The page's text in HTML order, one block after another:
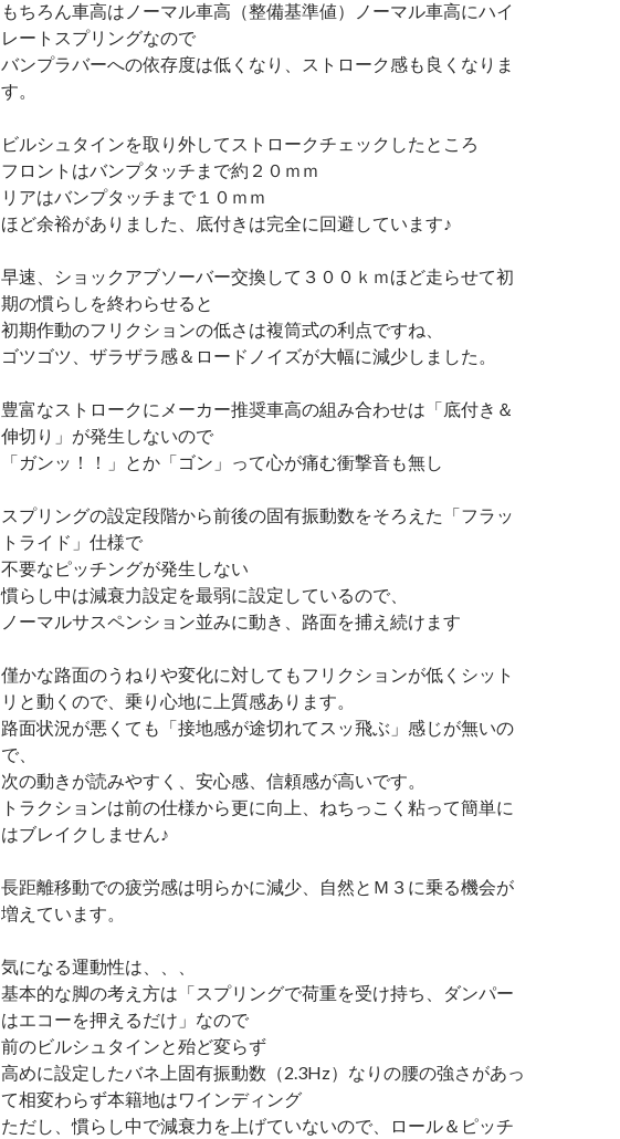
もちろん車高はノーマル車高（整備基準値）ノーマル車高にハイ
レートスプリングなので
バンプラバーへの依存度は低くなり、ストローク感も良くなりま
す。
ビルシュタインを取り外してストロークチェックしたところ
フロントはバンプタッチまで約２０ｍｍ
リアはバンプタッチまで１０ｍｍ
ほど余裕がありました、底付きは完全に回避しています♪
早速、ショックアブソーバー交換して３００ｋｍほど走らせて初
期の慣らしを終わらせると
初期作動のフリクションの低さは複筒式の利点ですね、
ゴツゴツ、ザラザラ感＆ロードノイズが大幅に減少しました。
豊富なストロークにメーカー推奨車高の組み合わせは「底付き＆
伸切り」が発生しないので
「ガンッ！！」とか「ゴン」って心が痛む衝撃音も無し
スプリングの設定段階から前後の固有振動数をそろえた「フラッ
トライド」仕様で
不要なピッチングが発生しない
慣らし中は減衰力設定を最弱に設定しているので、
ノーマルサスペンション並みに動き、路面を捕え続けます
僅かな路面のうねりや変化に対してもフリクションが低くシット
リと動くので、乗り心地に上質感あります。
路面状況が悪くても「接地感が途切れてスッ飛ぶ」感じが無いの
で、
次の動きが読みやすく、安心感、信頼感が高いです。
トラクションは前の仕様から更に向上、ねちっこく粘って簡単に
はブレイクしません♪
長距離移動での疲労感は明らかに減少、自然とＭ３に乗る機会が
増えています。
気になる運動性は、、、
基本的な脚の考え方は「スプリングで荷重を受け持ち、ダンパー
はエコーを押えるだけ」なので
前のビルシュタインと殆ど変らず
高めに設定したバネ上固有振動数（2.3Hz）なりの腰の強さがあっ
て相変わらず本籍地はワインディング
ただし、慣らし中で減衰力を上げていないので、ロール＆ピッチ